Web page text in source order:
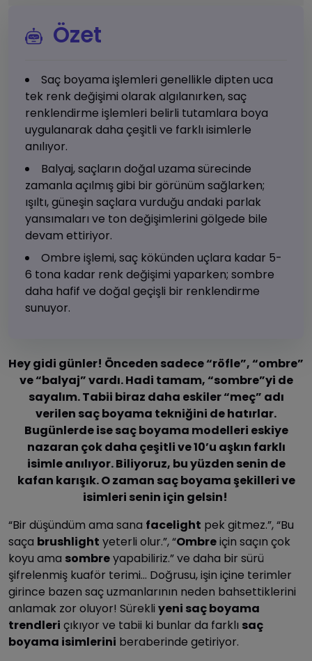
Özet
Saç boyama işlemleri genellikle dipten uca
tek renk değişimi olarak algılanırken, saç
renklendirme işlemleri belirli tutamlara boya
uygulanarak daha çeşitli ve farklı isimlerle
anılıyor.
Balyaj, saçların doğal uzama sürecinde
zamanla açılmış gibi bir görünüm sağlarken;
ışıltı, güneşin saçlara vurduğu andaki parlak
yansımaları ve ton değişimlerini gölgede bile
devam ettiriyor.
Ombre işlemi, saç kökünden uçlara kadar 5-
6 tona kadar renk değişimi yaparken; sombre
daha hafif ve doğal geçişli bir renklendirme
sunuyor.
Hey gidi günler! Önceden sadece “röfle”, “ombre”
ve “balyaj” vardı. Hadi tamam, “sombre”yi de
sayalım. Tabii biraz daha eskiler “meç” adı
verilen saç boyama tekniğini de hatırlar.
Bugünlerde ise saç boyama modelleri eskiye
nazaran çok daha çeşitli ve 10’u aşkın farklı
isimle anılıyor. Biliyoruz, bu yüzden senin de
kafan karışık. O zaman saç boyama şekilleri ve
isimleri senin için gelsin!
“Bir düşündüm ama sana facelight pek gitmez.”, “Bu
saça brushlight yeterli olur.”, “Ombreiçin saçın çok
koyu ama sombreyapabiliriz.” ve daha bir sürü
şifrelenmiş kuaför terimi… Doğrusu, işin içine terimler
girince bazen saç uzmanlarının neden bahsettiklerini
anlamak zor oluyor! Sürekli yeni saç boyama
trendleri çıkıyor ve tabii ki bunlar da farklı saç
boyama isimlerini beraberinde getiriyor.